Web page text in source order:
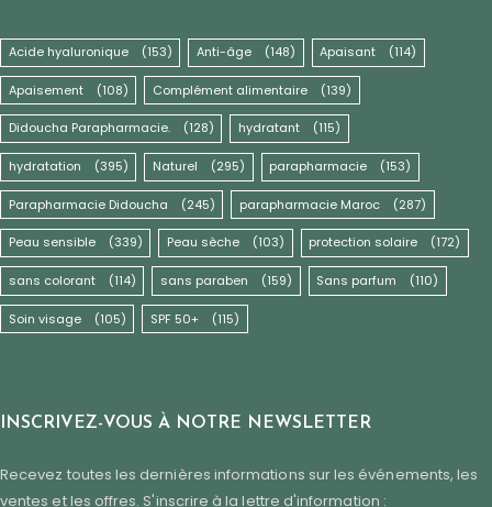
Acide hyaluronique (153) Anti-âge (148) Apaisant (114)
Apaisement (108) Complément alimentaire (139)
Didoucha Parapharmacie. (128) hydratant (115)
hydratation (395) Naturel (295) parapharmacie (153)
Parapharmacie Didoucha (245) parapharmacie Maroc (287)
Peau sensible (339) Peau sèche (103) protection solaire (172)
sans colorant (114) sans paraben (159) Sans parfum (110)
Soin visage (105) SPF 50+ (115)
INSCRIVEZ-VOUS À NOTRE NEWSLETTER
Recevez toutes les dernières informations sur les événements, les
ventes et les offres. S'inscrire à la lettre d'information :